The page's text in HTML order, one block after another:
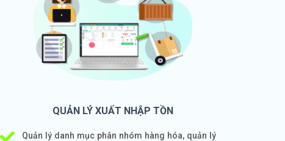
QUẢN LÝ XUẤT NHẬP TỒN
Quản lý danh mục phân nhóm hàng hóa, quản lý